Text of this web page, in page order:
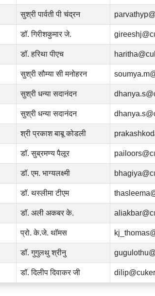
सुश्री पार्वती पी चंद्रन
डॉ. गिरीशकुमार जे.
डॉ. हरिथा पीएच
सुश्री सौम्या सी मनोहरन
सुश्री धन्या सदानंदन
सुश्री धन्या सदानंदन
श्री प्रकाश बाबू कोडली
डॉ. सुब्रमण्य पैलूर
डॉ. एम. भाग्यलक्ष्मी
डॉ. थस्लीमा टीएम
डॉ. अली अकबर के.
प्रो. के.जे. थॉमस
डॉ. गुगुलथु श्रीनु
डॉ. दिलीप दिवाकर जी